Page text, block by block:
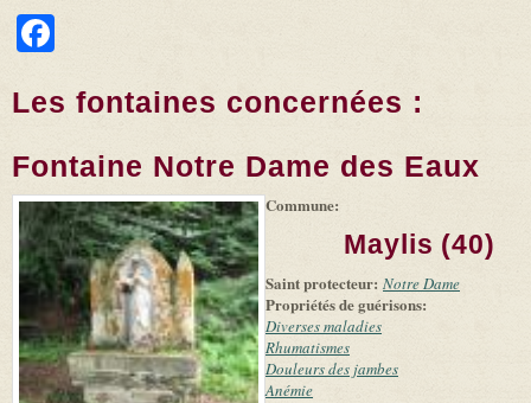
Les fontaines concernées :
Fontaine Notre Dame des Eaux
Leaflet (link is
|
Tiles
(link is
external)
©
Microsoft
and
suppliers
Commune:
Maylis (40)
Saint protecteur: Notre Dame
Propriétés de guérisons:
Diverses maladies
Rhumatismes
Douleurs des jambes
Anémie